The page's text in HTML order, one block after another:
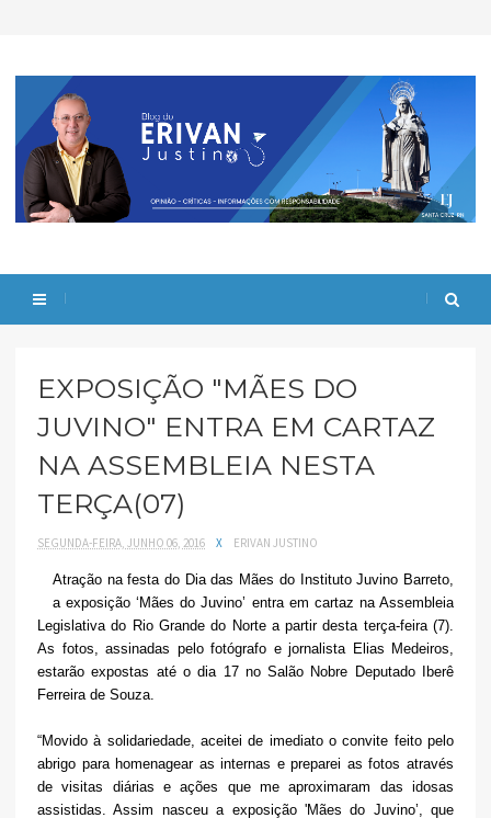
EXPOSIÇÃO "MÃES DO
JUVINO" ENTRA EM CARTAZ
NA ASSEMBLEIA NESTA
TERÇA(07)
SEGUNDA-FEIRA, JUNHO 06, 2016 X ERIVAN JUSTINO
Atração na festa do Dia das Mães do Instituto Juvino Barreto,
a exposição ‘Mães do Juvino’ entra em cartaz na Assembleia
Legislativa do Rio Grande do Norte a partir desta terça-feira (7).
As fotos, assinadas pelo fotógrafo e jornalista Elias Medeiros,
estarão expostas até o dia 17 no Salão Nobre Deputado Iberê
Ferreira de Souza.
“Movido à solidariedade, aceitei de imediato o convite feito pelo
abrigo para homenagear as internas e preparei as fotos através
de visitas diárias e ações que me aproximaram das idosas
assistidas. Assim nasceu a exposição 'Mães do Juvino’, que